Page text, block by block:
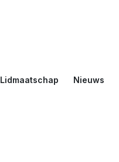
Lidmaatschap Nieuws